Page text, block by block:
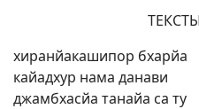
хиранйакашипор бхарйа
кайадхур нама данави
джамбхасйа танайа са ту